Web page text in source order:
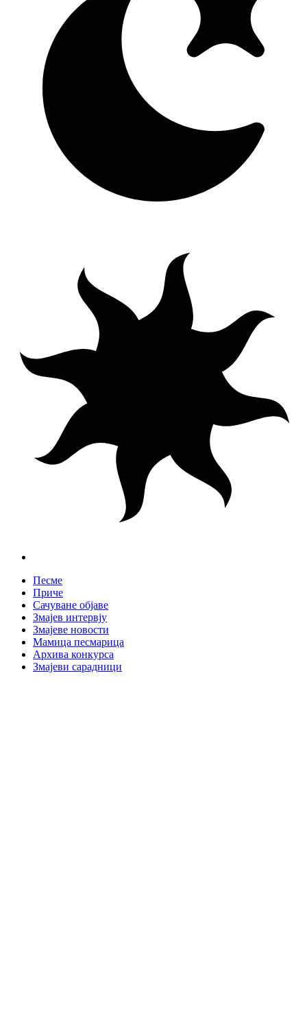
Песме
Приче
Сачуване објаве
Змајев интервју
Змајеве новости
Мамица песмарица
Архива конкурса
Змајеви сарадници